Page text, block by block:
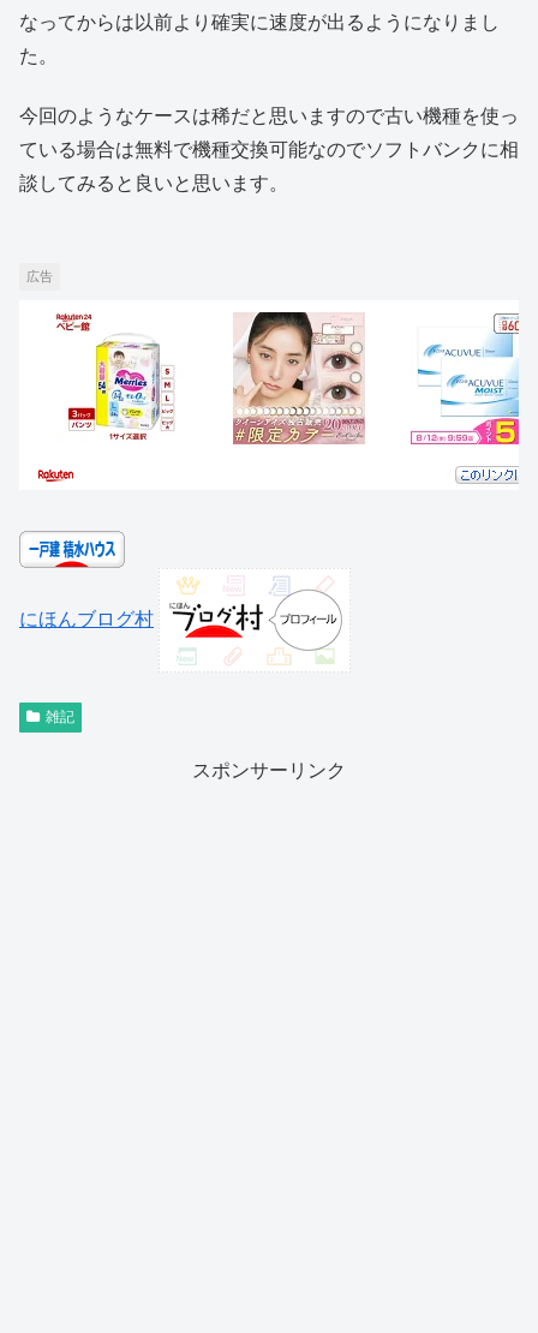
なってからは以前より確実に速度が出るようになりまし
た。
今回のようなケースは稀だと思いますので古い機種を使っ
ている場合は無料で機種交換可能なのでソフトバンクに相
談してみると良いと思います。
広告
にほんブログ村
雑記
スポンサーリンク